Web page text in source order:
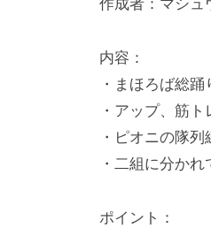
K
a
t
s
作成者：マシュ
内容：
・まほろば総
・アップ、筋
・ピオニの隊列
・二組に分か
ポイント：